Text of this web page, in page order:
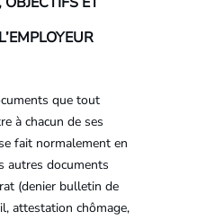
que tout
à chacun de ses
fait normalement en
autres documents
(denier bulletin de
attestation chômage,